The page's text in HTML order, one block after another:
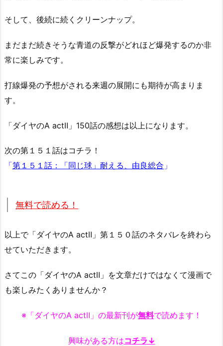
そして、後続に続くクリーンナップ。
まだまだ続きそうな青道の反撃がどれほど爆発するのか非
常に楽しみです。
打線爆発の予想がされる来週の展開にも期待が高まりま
す。
「ダイヤのA actⅡ」150話の感想は以上になります。
次の第１５１話はコチラ！
「第１５１話：「同じ球」耐える、由良総合 」
無料で読める！
以上で「ダイヤのA actⅡ」第１５０話のネタバレを終わら
せていただきます。
さてこの「ダイヤのA actⅡ」を文章だけではなくて漫画で
も楽しみたくありませんか？
※「ダイヤのA actⅡ」の最新刊が無料で読めます！
興味がある方はコチラ↓